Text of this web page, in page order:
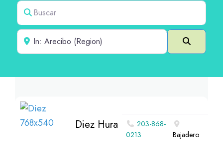
Buscar
Cerca de
Buscar
Diez Hura
203-868-
0213
Bajadero